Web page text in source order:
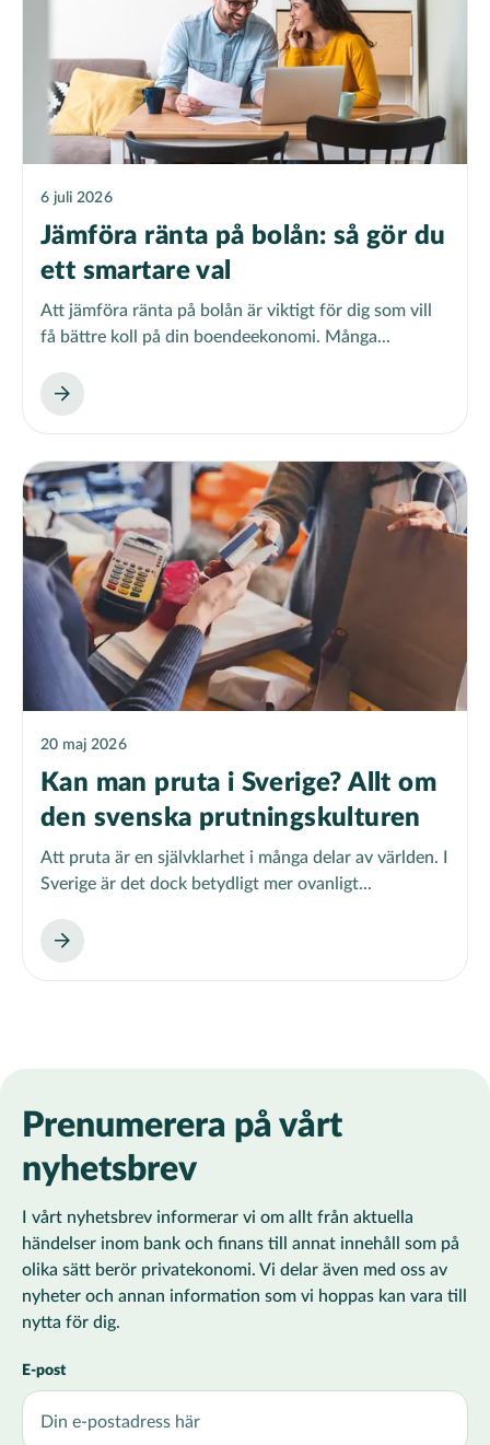
6 juli 2026
Jämföra ränta på bolån: så gör du
ett smartare val
Att jämföra ränta på bolån är viktigt för dig som vill
få bättre koll på din boendeekonomi. Många...
20 maj 2026
Kan man pruta i Sverige? Allt om
den svenska prutningskulturen
Att pruta är en självklarhet i många delar av världen. I
Sverige är det dock betydligt mer ovanligt...
Prenumerera på vårt
nyhetsbrev
I vårt nyhetsbrev informerar vi om allt från aktuella
händelser inom bank och finans till annat innehåll som på
olika sätt berör privatekonomi. Vi delar även med oss av
nyheter och annan information som vi hoppas kan vara till
nytta för dig.
E-post